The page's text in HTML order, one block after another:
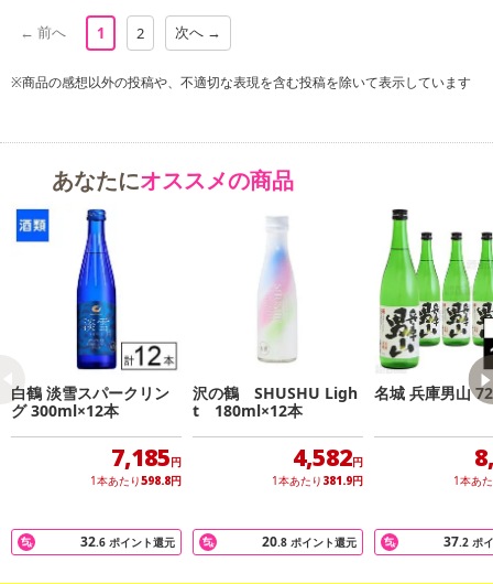
yでお支払いの場合、決済のため外部サイトへ遷移します。
※予約商品は決済手段ごとに定められた決済期限日にお支払いを完
さい。
発送日カレンダー
休業日
その他共通および商品カテゴリー別注意事項（※必ずご確認くだ
← 前へ 1 2 次へ →
※商品の感想以外の投稿や、不適切な表現を含む投稿を除いて表示しています
あなたにオススメの商品
白鶴 淡雪スパークリン
グ 300ml×12本
7,185円
1本あたり598.8円
32.6 ポイント還元
沢の鶴 SHUSHU Ligh
t 180ml×12本
4,582円
1本あたり 381.9円
20.8 ポイント還元
名城 兵庫男山
1本あ
37.2 ポ